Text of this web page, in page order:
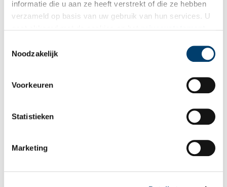
informatie die u aan ze heeft verstrekt of die ze hebben
verzameld op basis van uw gebruik van hun services. U
Noodzakelijk
Voorkeuren
Statistieken
Marketing
Het uitgestrekte Alkmaarder- en Uitgeestermeer, gezien van de dijk van de
Het door Erik Luik geroemde oer-Hollandse landschap tussen de
deel uit van het Nationaal Landschap Laag Holland. Het is een